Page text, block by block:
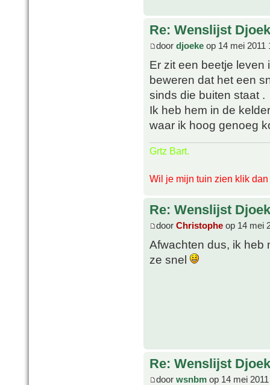
Re: Wenslijst
door djoeke op 14 mei 2011
Er zit een beetje leven
beweren dat het een
sinds die buiten staat .
Ik heb hem in de
waar ik hoog genoeg
Grtz Bart.
Wil je mijn tuin zien klik dan
Re: Wenslijst
door Christophe op 14 mei
Afwachten dus, ik heb
ze snel
Re: Wenslijst
door wsnbm op 14 mei